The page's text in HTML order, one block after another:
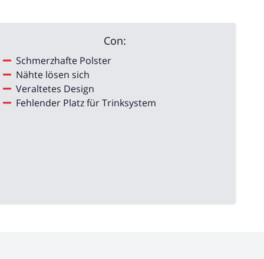
Con:
Schmerzhafte Polster
Nähte lösen sich
Veraltetes Design
Fehlender Platz für Trinksystem